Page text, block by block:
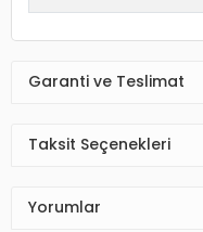
Garanti ve Teslimat
Taksit Seçenekleri
Yorumlar